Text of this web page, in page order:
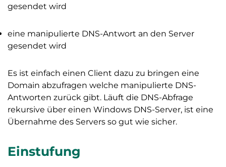
gesendet wird
eine manipulierte DNS-Antwort an den Server
gesendet wird
Es ist einfach einen Client dazu zu bringen eine
Domain abzufragen welche manipulierte DNS-
Antworten zurück gibt. Läuft die DNS-Abfrage
rekursive über einen Windows DNS-Server, ist eine
Übernahme des Servers so gut wie sicher.
Einstufung